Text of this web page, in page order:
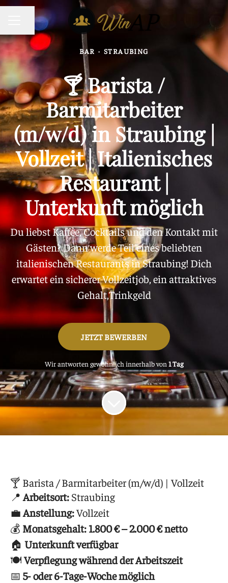
KARRIEREMENÜ
Seite teilen
BAR · STRAUBING
🍸 Barista /
Barmitarbeiter
(m/w/d) in Straubing |
Vollzeit | Italienisches
Restaurant |
Unterkunft möglich
Du liebst Kaffee, Cocktails und den Kontakt mit
Gästen? Dann werde Teil eines beliebten
italienischen Restaurants in Straubing! Dich
erwartet ein sicherer Vollzeitjob, ein attraktives
Gehalt,Trinkgeld
JETZT BEWERBEN
Wir antworten gewöhnlich innerhalb von 1 Tag
🍸 Barista / Barmitarbeiter (m/w/d) | Vollzeit
📍Arbeitsort:Straubing
💼Anstellung:Vollzeit
💰 Monatsgehalt:1.800 € – 2.000 € netto
🏠 Unterkunft verfügbar
🍽️Verpflegung während der Arbeitszeit
📅 5- oder 6-Tage-Woche möglich